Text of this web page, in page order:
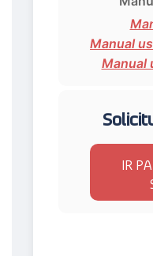
Manual
Manual
IR